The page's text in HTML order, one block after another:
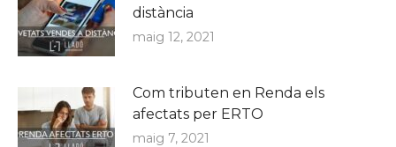
distància
maig 12, 2021
Com tributen en Renda els
afectats per ERTO
maig 7, 2021